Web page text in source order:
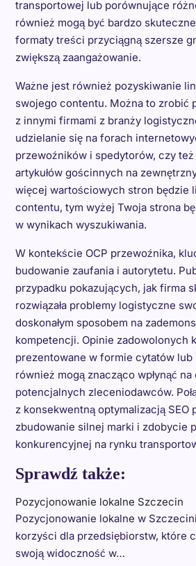
transportowej lub porównujące
również mogą być bardzo
formaty treści przyciągną szersze
zwiększą zaangażowanie.
Ważne jest również pozyskiwanie
swojego contentu. Można to zrobić
z innymi firmami z branży
udzielanie się na forach
przewoźników i spedytorów, czy
artykułów gościnnych na
więcej wartościowych stron będzie
contentu, tym wyżej Twoja strona
w wynikach wyszukiwania.
W kontekście OCP przewoźnika,
budowanie zaufania i autorytetu.
przypadku pokazujących, jak firma
rozwiązała problemy logistyczne
doskonałym sposobem na
kompetencji. Opinie zadowolonych
prezentowane w formie cytatów
również mogą znacząco wpłynąć na
potencjalnych zleceniodawców.
z konsekwentną optymalizacją SEO
zbudowanie silnej marki i zdobycie
konkurencyjnej na rynku
Sprawdź także:
Pozycjonowanie lokalne Szczecin
Pozycjonowanie lokalne w
korzyści dla przedsiębiorstw, które
swoją widoczność w…